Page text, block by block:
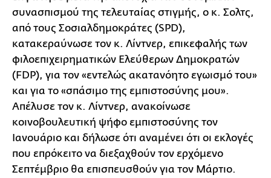
συνασπισμού της τελευταίας στιγμής, ο κ. Σολτς,
από τους Σοσιαλδημοκράτες (SPD),
κατακεραύνωσε τον κ. Λίντνερ, επικεφαλής των
φιλοεπιχειρηματικών Ελεύθερων Δημοκρατών
(FDP), για τον «εντελώς ακατανόητο εγωισμό του»
και για το «σπάσιμο της εμπιστοσύνης μου».
Απέλυσε τον κ. Λίντνερ, ανακοίνωσε
κοινοβουλευτική ψήφο εμπιστοσύνης τον
Ιανουάριο και δήλωσε ότι αναμένει ότι οι εκλογές
που επρόκειτο να διεξαχθούν τον ερχόμενο
Σεπτέμβριο θα επισπευσθούν για τον Μάρτιο.